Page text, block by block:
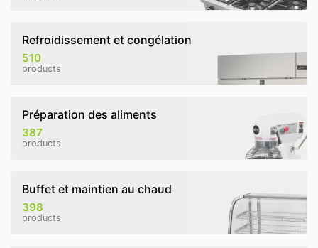
Refroidissement et congélation
510
products
Préparation des aliments
387
products
Buffet et maintien au chaud
398
products